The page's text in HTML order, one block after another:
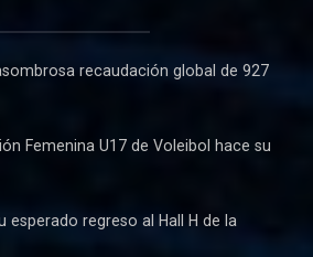
recaudación global de 927
Femenina U17 de Voleibol hace su
esperado regreso al Hall H de la